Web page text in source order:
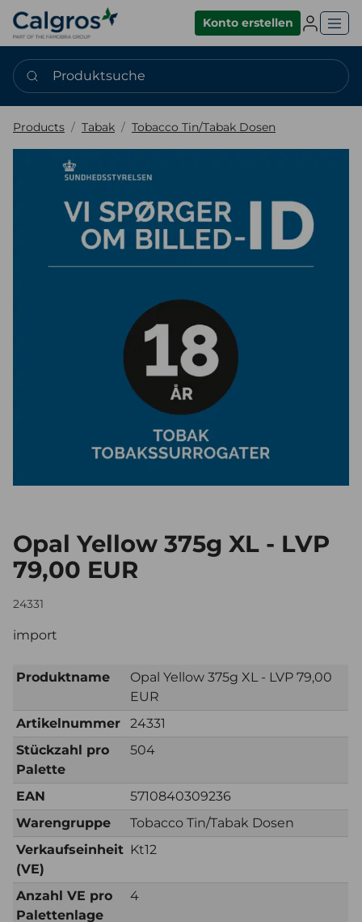
Konto erstellen
Produktsuche
Products Tabak Tobacco Tin/Tabak Dosen
Opal Yellow 375g XL - LVP
79,00 EUR
24331
import
Produktname
Opal Yellow 375g XL - LVP 79,00
EUR
Artikelnummer
24331
Stückzahl pro
Palette
504
EAN
5710840309236
Warengruppe
Tobacco Tin/Tabak Dosen
Verkaufseinheit
(VE)
Kt12
Anzahl VE pro
Palettenlage
4